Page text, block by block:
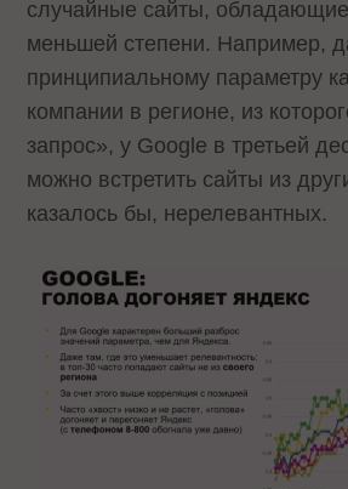
случайные сайты,
меньшей степени. Например,
принципиальному параметру
компании в регионе, из
запрос», у Google в третьей
можно встретить сайты из
казалось бы, нерелевантных.